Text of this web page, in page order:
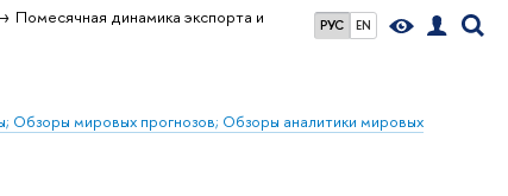
РУС EN
Помесячная динамика экспорта и
Обзоры мировых прогнозов; Обзоры аналитики мировых